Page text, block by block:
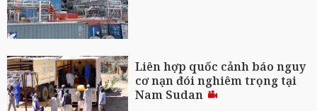
Liên hợp quốc cảnh báo nguy
cơ nạn đói nghiêm trọng tại
Nam Sudan